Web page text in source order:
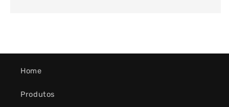
Home
Produtos